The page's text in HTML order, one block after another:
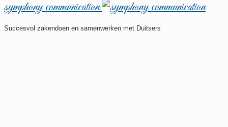
symphony communication
Succesvol zakendoen en samenwerken met Duitsers